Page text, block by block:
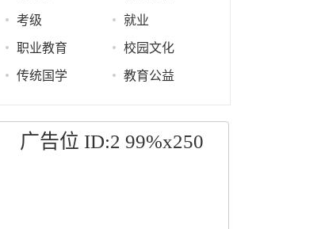
考级 就业
职业教育 校园文化
传统国学 教育公益
广告位 ID:2 99%x250